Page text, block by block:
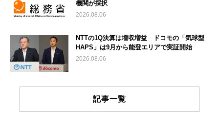
機関が採択
2026.08.06
NTTの1Q決算は増収増益 ドコモの「気球型
HAPS」は9月から能登エリアで実証開始
2026.08.06
記事一覧